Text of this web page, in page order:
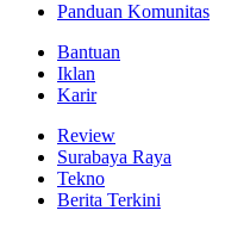
Panduan Komunitas
Bantuan
Iklan
Karir
Review
Surabaya Raya
Tekno
Berita Terkini